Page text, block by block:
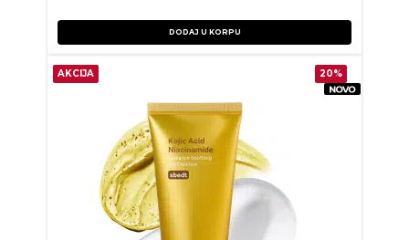
DODAJ U KORPU
AKCIJA 20%